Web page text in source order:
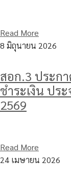
Read More
8 มิถุนายน 2026
สอก.3 ประก
ชำระเงิน ปร
2569
Read More
24 เมษายน 2026